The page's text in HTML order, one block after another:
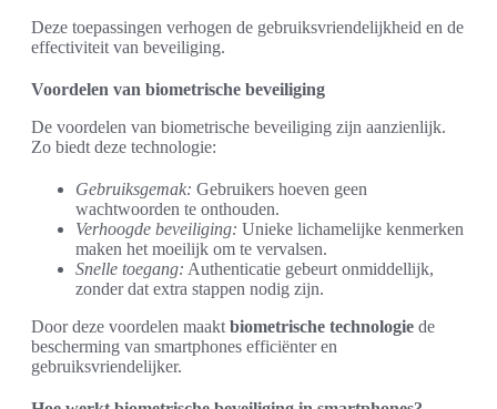
Deze toepassingen verhogen de gebruiksvriendelijkheid en de
effectiviteit van beveiliging.
Voordelen van biometrische beveiliging
De voordelen van biometrische beveiliging zijn aanzienlijk.
Zo biedt deze technologie:
Gebruiksgemak: Gebruikers hoeven geen
wachtwoorden te onthouden.
Verhoogde beveiliging: Unieke lichamelijke kenmerken
maken het moeilijk om te vervalsen.
Snelle toegang: Authenticatie gebeurt onmiddellijk,
zonder dat extra stappen nodig zijn.
Door deze voordelen maakt biometrische technologie de
bescherming van smartphones efficiënter en
gebruiksvriendelijker.